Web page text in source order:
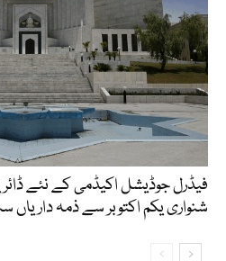
فیڈرل جوڈیشل اکیڈمی کے نئے
شنواری یکم اکتوبر سے ذمہ داریاں